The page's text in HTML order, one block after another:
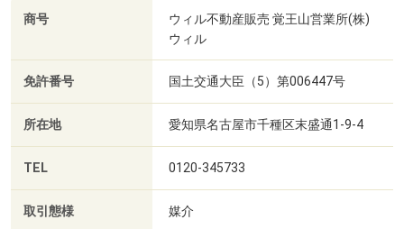
商号
ウィル不動産販売 覚王山営業所(株)
ウィル
免許番号 国土交通大臣（5）第006447号
所在地 愛知県名古屋市千種区末盛通1-9-4
TEL 0120-345733
取引態様 媒介